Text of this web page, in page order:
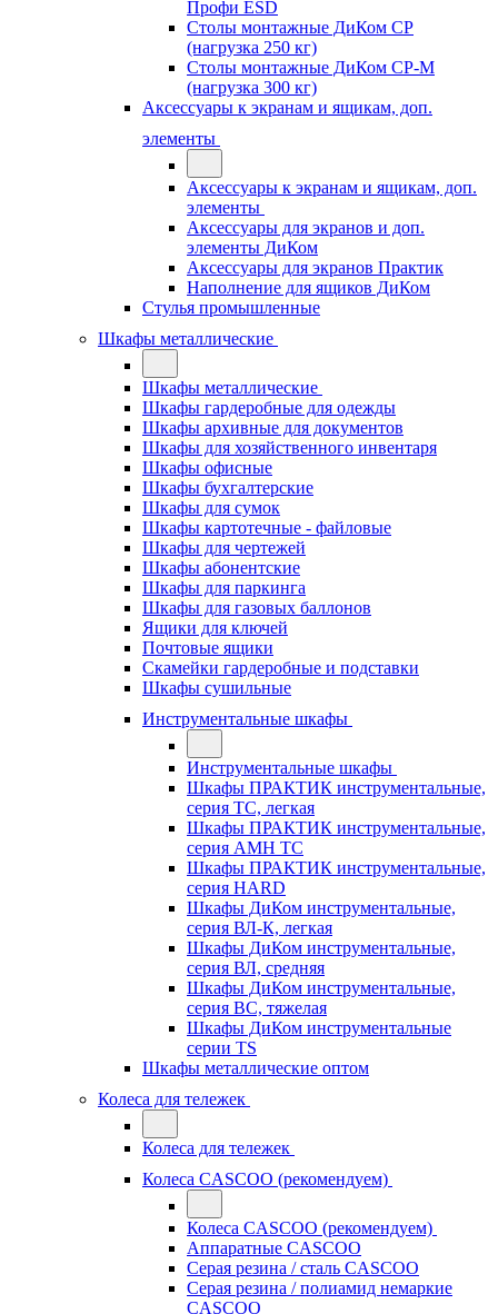
Профи ESD
Столы монтажные ДиКом СР
(нагрузка 250 кг)
Столы монтажные ДиКом СР-М
(нагрузка 300 кг)
Аксессуары к экранам и ящикам, доп.
элементы
Аксессуары к экранам и ящикам, доп.
элементы
Аксессуары для экранов и доп.
элементы ДиКом
Аксессуары для экранов Практик
Наполнение для ящиков ДиКом
Стулья промышленные
Шкафы металлические
Шкафы металлические
Шкафы гардеробные для одежды
Шкафы архивные для документов
Шкафы для хозяйственного инвентаря
Шкафы офисные
Шкафы бухгалтерские
Шкафы для сумок
Шкафы картотечные - файловые
Шкафы для чертежей
Шкафы абонентские
Шкафы для паркинга
Шкафы для газовых баллонов
Ящики для ключей
Почтовые ящики
Скамейки гардеробные и подставки
Шкафы сушильные
Инструментальные шкафы
Инструментальные шкафы
Шкафы ПРАКТИК инструментальные,
серия ТC, легкая
Шкафы ПРАКТИК инструментальные,
серия AMH TC
Шкафы ПРАКТИК инструментальные,
серия HARD
Шкафы ДиКом инструментальные,
cерия ВЛ-К, легкая
Шкафы ДиКом инструментальные,
серия ВЛ, средняя
Шкафы ДиКом инструментальные,
серия ВС, тяжелая
Шкафы ДиКом инструментальные
серии TS
Шкафы металлические оптом
Колеса для тележек
Колеса для тележек
Колеса CASCOO (рекомендуем)
Колеса CASCOO (рекомендуем)
Аппаратные CASCOO
Серая резина / сталь CASCOO
Серая резина / полиамид немаркие
CASCOO